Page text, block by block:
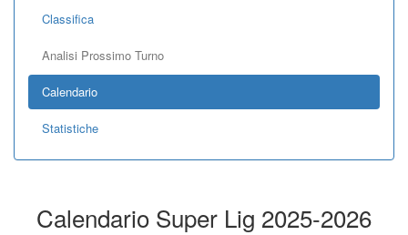
Classifica
Analisi Prossimo Turno
Calendario
Statistiche
Calendario Super Lig 2025-2026